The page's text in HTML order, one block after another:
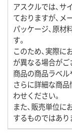
アスクルでは、サ
ておりますが、メ
パッケージ、原材
す。
このため、実際
が異なる場合がご
商品の商品ラベル
さらに詳細な商
わせください。
また、販売単位に
するものではあり